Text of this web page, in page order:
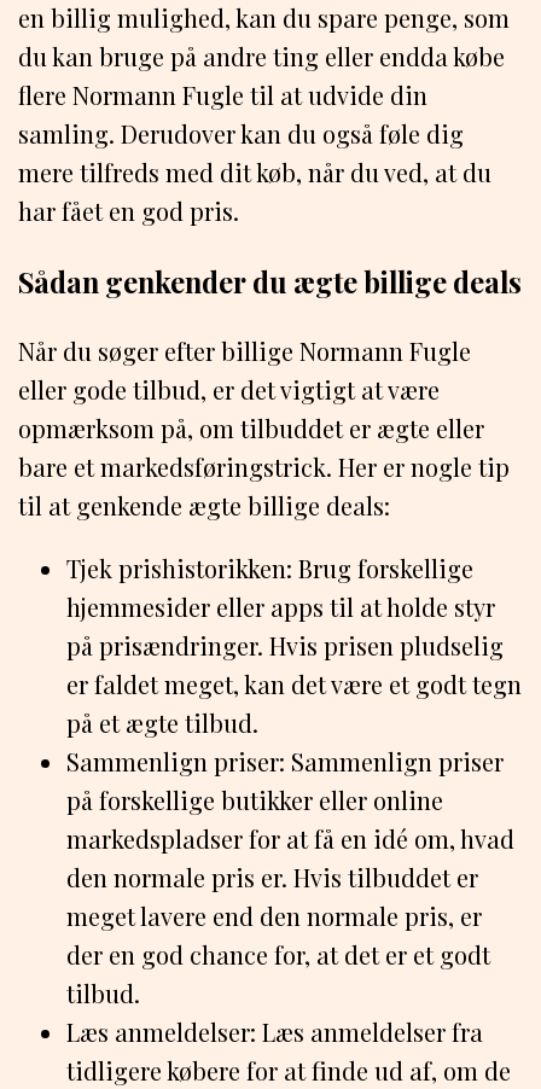
en billig mulighed, kan du spare penge, som
du kan bruge på andre ting eller endda købe
flere Normann Fugle til at udvide din
samling. Derudover kan du også føle dig
mere tilfreds med dit køb, når du ved, at du
har fået en god pris.
Sådan genkender du ægte billige deals
Når du søger efter billige Normann Fugle
eller gode tilbud, er det vigtigt at være
opmærksom på, om tilbuddet er ægte eller
bare et markedsføringstrick. Her er nogle tip
til at genkende ægte billige deals:
Tjek prishistorikken: Brug forskellige
hjemmesider eller apps til at holde styr
på prisændringer. Hvis prisen pludselig
er faldet meget, kan det være et godt tegn
på et ægte tilbud.
Sammenlign priser: Sammenlign priser
på forskellige butikker eller online
markedspladser for at få en idé om, hvad
den normale pris er. Hvis tilbuddet er
meget lavere end den normale pris, er
der en god chance for, at det er et godt
tilbud.
Læs anmeldelser: Læs anmeldelser fra
tidligere købere for at finde ud af, om de